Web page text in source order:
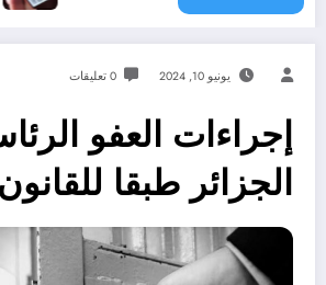
يونيو 10, 2024 0 تعليقات
إجراءات العفو
الجزائر طبقا للقانون